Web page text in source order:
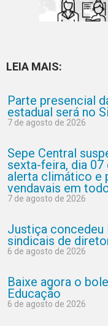
LEIA MAIS:
Parte presencial
estadual será no
7 de agosto de 2026
Sepe Central
sexta-feira, dia
alerta climático e
vendavais em
7 de agosto de 2026
Justiça concedeu
sindicais de
6 de agosto de 2026
Baixe agora o
Educação
6 de agosto de 2026